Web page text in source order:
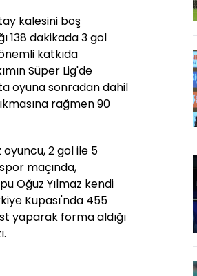
kalesini boş
138 dakikada 3 gol
katkıda
Süper Lig'de
oyuna sonradan dahil
rağmen 90
oyuncu, 2 gol ile 5
maçında,
Oğuz Yılmaz kendi
Kupası'nda 455
yaparak forma aldığı